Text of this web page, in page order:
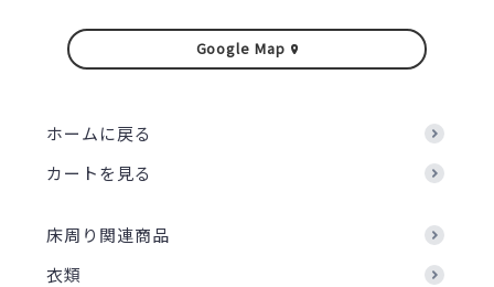
Google Map
ホームに戻る
カートを見る
床周り関連商品
衣類